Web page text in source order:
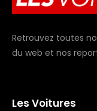
Retrouvez toutes
du web et nos
Les Voitures